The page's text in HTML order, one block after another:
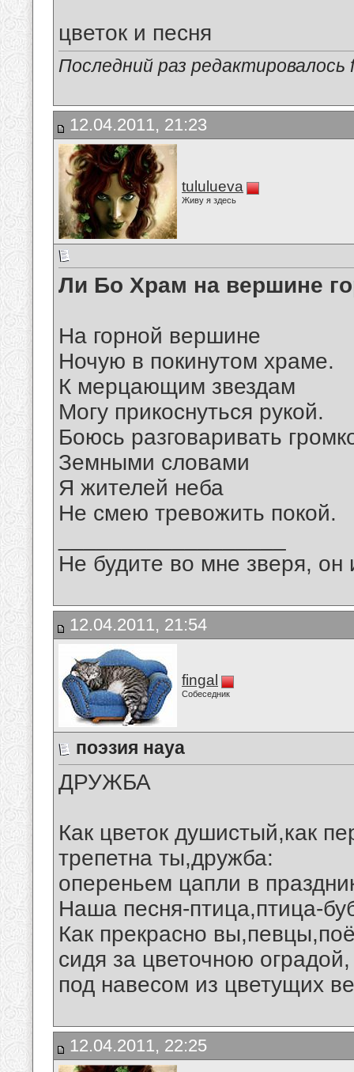
цветок и песня
Последний раз редактировалось
12.04.2011, 21:23
tululueva
Живу я здесь
Ли Бо Храм на вершине
На горной вершине
Ночую в покинутом храме.
К мерцающим звездам
Могу прикоснуться рукой.
Боюсь разговаривать
Земными словами
Я жителей неба
Не смею тревожить покой.
Не будите во мне зверя, он
12.04.2011, 21:54
fingal
Собеседник
поэзия науа
ДРУЖБА
Как цветок душистый,как
трепетна ты,дружба:
опереньем цапли в
Наша песня-птица,птица-
Как прекрасно
сидя за цветочною оградой,
под навесом из цветущих
12.04.2011, 22:25